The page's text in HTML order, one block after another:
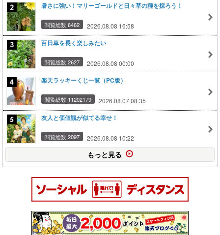
暑さに強い！マリーゴールドと日々草の種を採ろう！
閲覧総数 6462 2026.08.08 16:58
百日草を長く楽しみたい
閲覧総数 2627 2026.08.08 00:00
楽天ラッキーくじ一覧（PC版）
閲覧総数 11202179 2026.08.07 08:35
友人と価値観が似てる幸せ！
閲覧総数 2097 2026.08.08 10:22
もっと見る